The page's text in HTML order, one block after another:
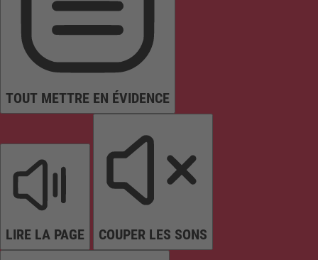
TOUT METTRE EN ÉVIDENCE
LIRE LA PAGE COUPER LES SONS